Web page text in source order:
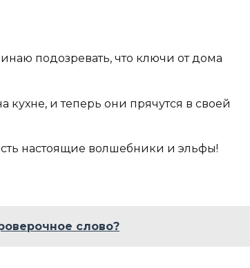
подозревать, что ключи от дома
кухне, и теперь они прячутся в своей
настоящие волшебники и эльфы!
слово?